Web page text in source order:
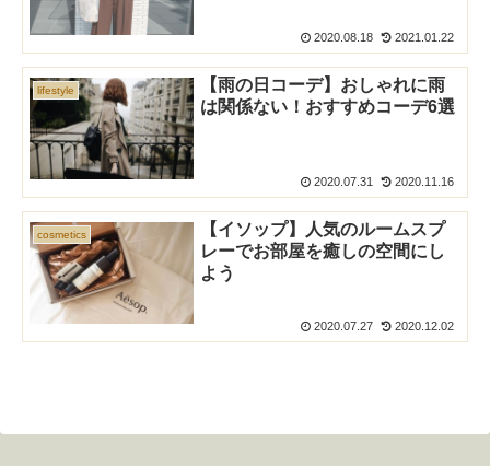
2020.08.18 2021.01.22
lifestyle
【雨の日コーデ】おしゃれに雨
は関係ない！おすすめコーデ6選
2020.07.31 2020.11.16
cosmetics
【イソップ】人気のルームスプ
レーでお部屋を癒しの空間にし
よう
2020.07.27 2020.12.02